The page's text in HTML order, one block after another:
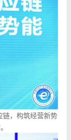
链，构筑经营新势